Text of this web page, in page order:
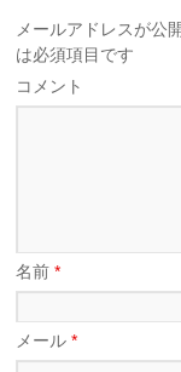
メールアドレスが公
は必須項目です
コメント
名前*
メール*